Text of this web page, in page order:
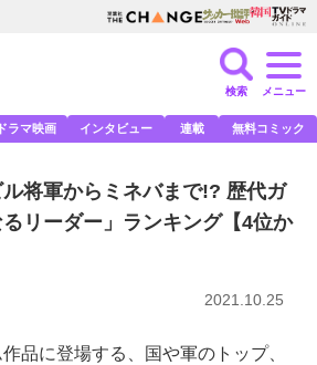
検索 メニュー
ドラマ映画 インタビュー 連載 無料コミック
将軍からミネバまで!? 歴代ガ
リーダー」ランキング【4位か
2021.10.25
品に登場する、国や軍のトップ、